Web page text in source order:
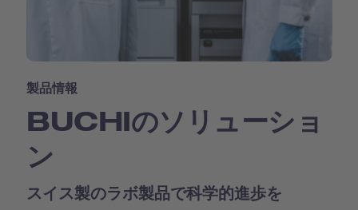
製品情報
BUCHIのソリューショ
ン
スイス製のラボ製品で科学的進歩を